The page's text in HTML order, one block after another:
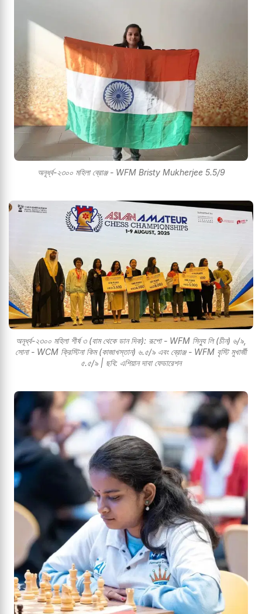
অনূর্ধ্ব-২৩০০ মহিলা ব্রোঞ্জ - WFM Bristy Mukherjee 5.5/9
অনূর্ধ্ব-২৩০০ মহিলা শীর্ষ ৩ (বাম থেকে ডান দিক): রূপো - WFM সিন্যু লি (চীন) ৬/৯,
সোনা - WCM ক্রিস্টিনা কিম (কাজাখস্তান) ৬.৫/৯ এবং ব্রোঞ্জ - WFM বৃস্টি মুখার্জী
৫.৫/৯ | ছবি: এশিয়ান দাবা ফেডারেশন